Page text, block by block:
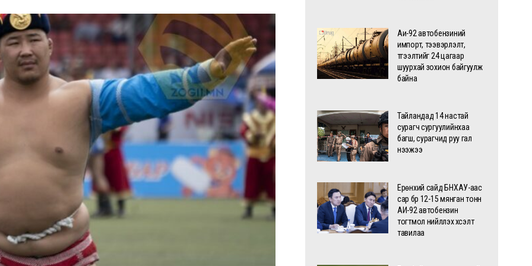
Аи-92 автобензиний
импорт, тээвэрлэлт,
түгээлтийг 24 цагаар
шуурхай зохион байгуулж
байна
Тайландад 14 настай
сурагч сургуулийнхаа
багш, сурагчид руу гал
нээжээ
Ерөнхий сайд БНХАУ-аас
сар бүр 12-15 мянган тонн
АИ-92 автобензин
тогтмол нийлүүлэх хүсэлт
тавилаа